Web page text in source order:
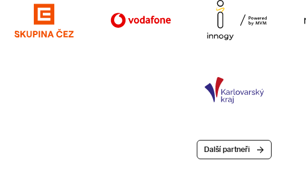
Další partneři